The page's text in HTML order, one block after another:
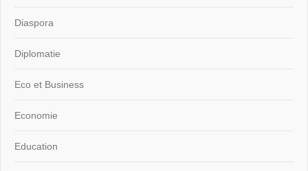
Diaspora
Diplomatie
Eco et Business
Economie
Education